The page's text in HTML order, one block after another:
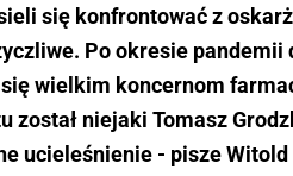
się konfrontować z
Po okresie pandemii
wielkim koncernom
został niejaki Tomasz
ucieleśnienie - pisze